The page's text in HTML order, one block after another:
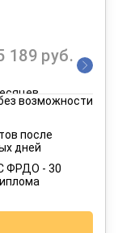
189 руб.
возможности
после
дней
ФРДО - 30